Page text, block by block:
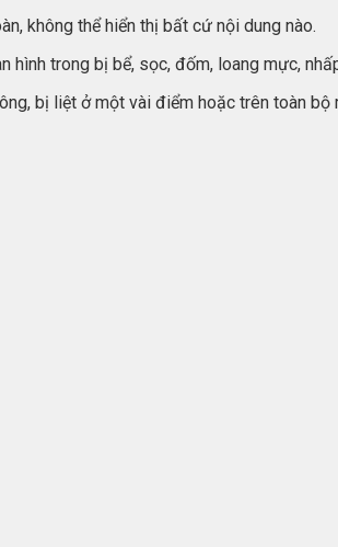
không thể hiển thị bất cứ nội dung nào.
trong bị bể, sọc, đốm, loang mực,
bị liệt ở một vài điểm hoặc trên toàn bộ